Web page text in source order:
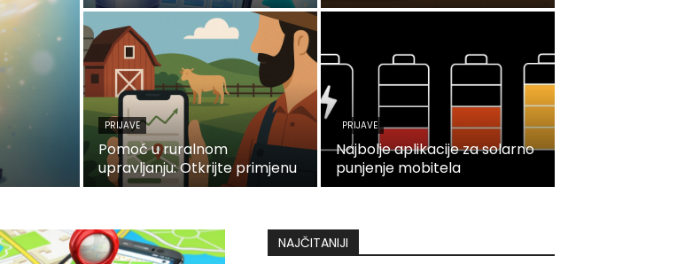
PRIJAVE
Pomoć u ruralnom
upravljanju: Otkrijte primjenu
PRIJAVE
Najbolje aplikacije za solarno
punjenje mobitela
NAJČITANIJI